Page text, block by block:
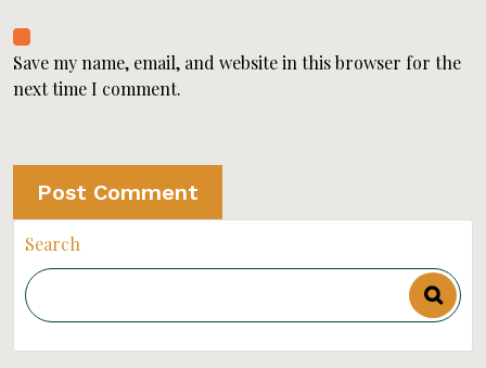
Save my name, email, and website in this browser for the
next time I comment.
Search